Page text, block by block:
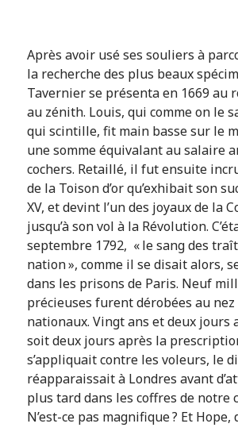
Après avoir usé ses souliers à
la recherche des plus beaux
Tavernier se présenta en 1669 au
au zénith. Louis, qui comme on le
qui scintille, fit main basse sur le
une somme équivalant au salaire
cochers. Retaillé, il fut ensuite
de la Toison d’or qu’exhibait son
XV, et devint l’un des joyaux de la
jusqu’à son vol à la Révolution.
septembre 1792, « le sang des
nation », comme il se disait alors,
dans les prisons de Paris. Neuf
précieuses furent dérobées au nez
nationaux. Vingt ans et deux jours
soit deux jours après la
s’appliquait contre les voleurs, le
réapparaissait à Londres avant
plus tard dans les coffres de notre
N’est-ce pas magnifique ? Et Hope,